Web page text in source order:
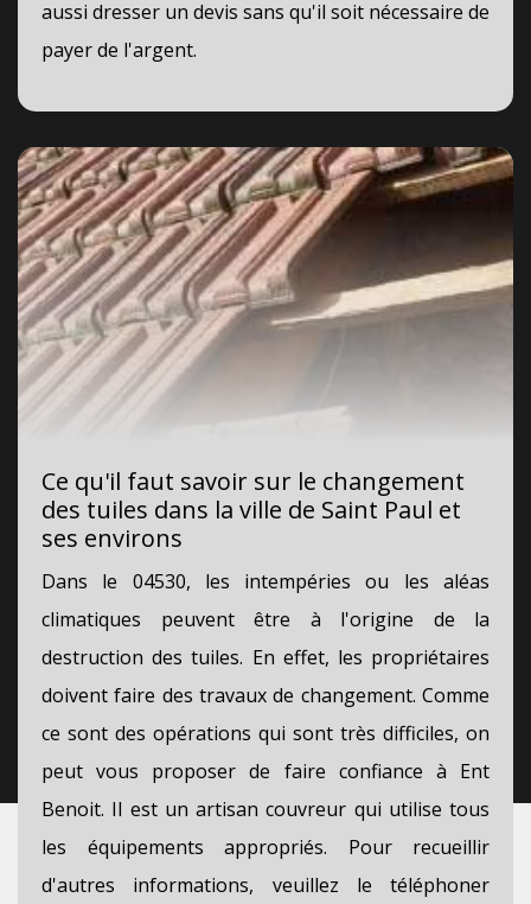
aussi dresser un devis sans qu'il soit nécessaire de
payer de l'argent.
Ce qu'il faut savoir sur le changement
des tuiles dans la ville de Saint Paul et
ses environs
Dans le 04530, les intempéries ou les aléas
climatiques peuvent être à l'origine de la
destruction des tuiles. En effet, les propriétaires
doivent faire des travaux de changement. Comme
ce sont des opérations qui sont très difficiles, on
peut vous proposer de faire confiance à Ent
Benoit. Il est un artisan couvreur qui utilise tous
les équipements appropriés. Pour recueillir
d'autres informations, veuillez le téléphoner